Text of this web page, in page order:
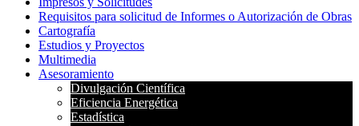
Requisitos para solicitud de Informes o Autorización de Obras
Cartografía
Estudios y Proyectos
Multimedia
Asesoramiento
Divulgación Científica
Eficiencia Energética
Estadística